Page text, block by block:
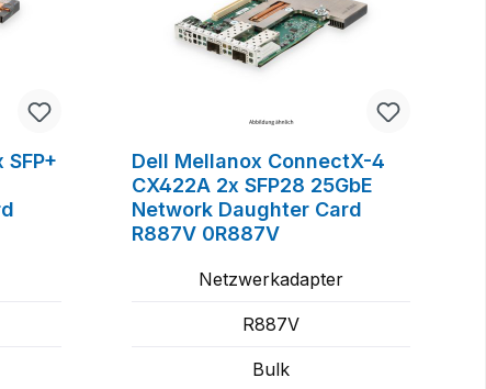
Dell Mellanox ConnectX-4
CX422A 2x SFP28 25GbE
Network Daughter Card
R887V 0R887V
Netzwerkadapter
R887V
Bulk